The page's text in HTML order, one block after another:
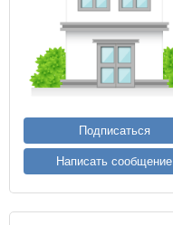
Подписаться
Написать сообщение